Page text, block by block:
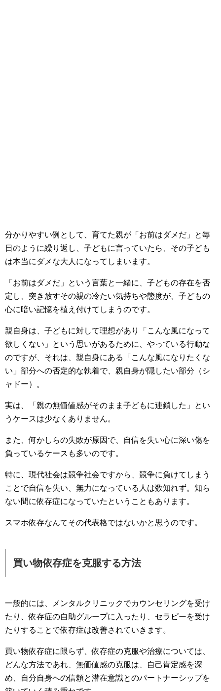
分かりやすい例として、育てた親が「お前はダメだ」と毎
日のように繰り返し、子どもに言っていたら、その子ども
は本当にダメな大人になってしまいます。
「お前はダメだ」という言葉と一緒に、子どもの存在を否
定し、突き放すその親の冷たい気持ちや態度が、子どもの
心に暗い記憶を植え付けてしまうのです。
親自身は、子どもに対して理想があり「こんな風になって
欲しくない」という思いがあるために、やっている行動な
のですが、それは、親自身にある「こんな風になりたくな
い」部分への否定的な執着で、親自身が隠したい部分（シ
ャドー）。
実は、「親の無価値感がそのまま子どもに連鎖した」とい
うケースは少なくありません。
また、何かしらの失敗が原因で、自信を失い心に深い傷を
負っているケースも多いのです。
特に、現代社会は競争社会ですから、競争に負けてしまう
ことで自信を失い、無力になっている人は数知れず。知ら
ない間に依存症になっていたということもあります。
スマホ依存なんてその代表格ではないかと思うのです。
買い物依存症を克服する方法
一般的には、メンタルクリニックでカウンセリングを受け
たり、依存症の自助グループに入ったり、セラピーを受け
たりすることで依存症は改善されていきます。
買い物依存症に限らず、依存症の克服や治療については、
どんな方法であれ、無価値感の克服は、自己肯定感を深
め、自分自身への信頼と潜在意識とのパートナーシップを